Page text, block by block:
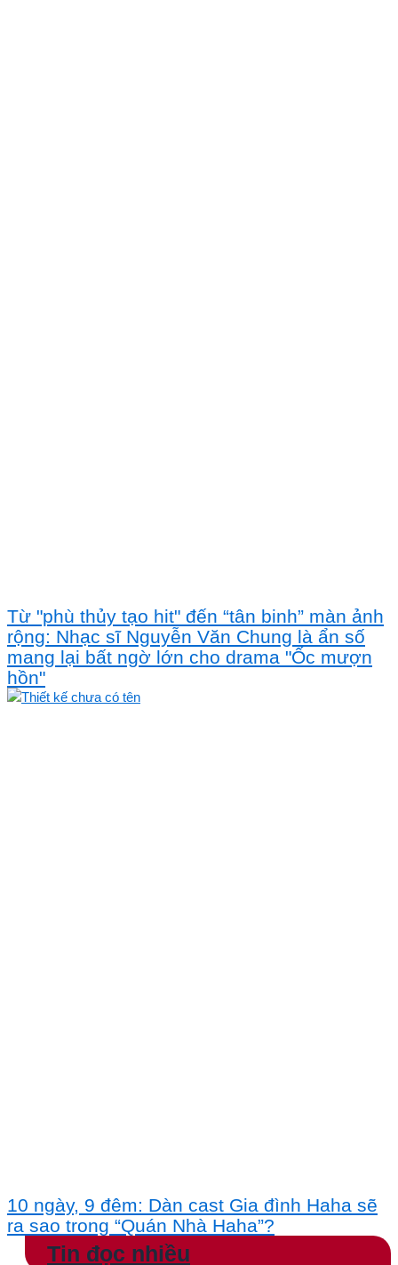
Từ "phù thủy tạo hit" đến “tân binh” màn ảnh
rộng: Nhạc sĩ Nguyễn Văn Chung là ẩn số
mang lại bất ngờ lớn cho drama "Ốc mượn
hồn"
10 ngày, 9 đêm: Dàn cast Gia đình Haha sẽ
ra sao trong “Quán Nhà Haha”?
Tin đọc nhiều